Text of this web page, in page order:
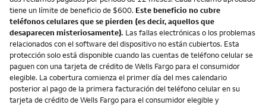
tiene un límite de beneficio de $600. Este beneficio no cubre
teléfonos celulares que se pierden (es decir, aquellos que
desaparecen misteriosamente). Las fallas electrónicas o los problemas
relacionados con el software del dispositivo no están cubiertos. Esta
protección solo está disponible cuando las cuentas de teléfono celular se
paguen con una tarjeta de crédito de Wells Fargo para el consumidor
elegible. La cobertura comienza el primer día del mes calendario
posterior al pago de la primera facturación del teléfono celular en su
tarjeta de crédito de Wells Fargo para el consumidor elegible y